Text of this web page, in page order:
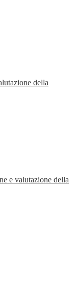
della
e valutazione della